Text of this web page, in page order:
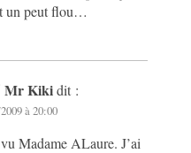
un peut flou…
Mr Kiki dit :
à 20:00
vu Madame ALaure. J’ai